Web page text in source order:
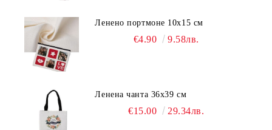
Ленено портмоне 10х15 см
€4.90 9.58лв.
Ленена чанта 36х39 см
€15.00 29.34лв.